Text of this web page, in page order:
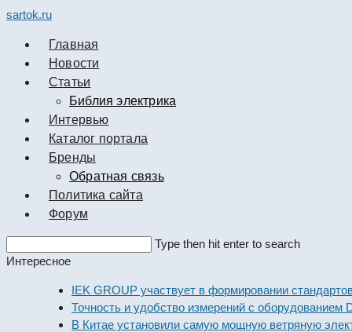
sartok.ru
Главная
Новости
Cтатьи
Библия электрика
Интервью
Каталог портала
Бренды
Обратная связь
Политика сайта
Форум
this
Type then hit enter to search
Интересное
IEK GROUP участвует в формировании стандартов
Точность и удобство измерений с оборудованием
В Китае установили самую мощную ветряную